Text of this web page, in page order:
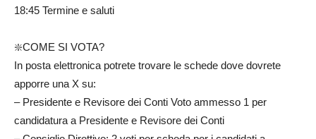
18:45 Termine e saluti
❇️COME SI VOTA?
In posta elettronica potrete trovare le schede dove dovrete
apporre una X su:
– Presidente e Revisore dei Conti Voto ammesso 1 per
candidatura a Presidente e Revisore dei Conti